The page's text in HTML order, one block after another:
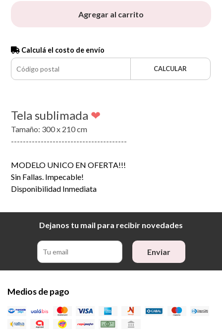
Agregar al carrito
Calculá el costo de envío
CALCULAR
Tela sublimada ❤
Tamaño: 300 x 210 cm
---------------------------------------
MODELO UNICO EN OFERTA!!!
Sin Fallas. Impecable!
Disponibilidad Inmediata
Dejanos tu mail para recibir novedades
Enviar
Medios de pago